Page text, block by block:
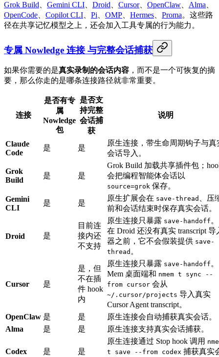
Grok Build
Gemini CLI Droid Cursor、 OpenClaw Alma
OpenCode
Copilot CLI Pi OMP Hermes Proma。这些路
径在共享记忆模型之上，还会加入工具专属的行为能力。
专属 Nowledge 连接 与完整会话捕获
如果你需要的是真实录制的会话内容 ，而不是一个可恢复的摘
要，那么你走的是哪条连接路径就非常重要。
连接
是否有专
属
Nowledge
包
是否支
持完整
会话捕
获
说明
Claude
Code
是 是
原生连接，带生命周期钩子与真
会话导入。
Grok
Build
是 是
Grok Build 加载共享插件包；
会把编程智能体会话以
source=grok 保存。
Gemini
CLI
是 是
原生扩展会在 save-thread
、压
前和会话结束时保存真实会话。
Droid 是
目前连
接内还
不支持
原生连接只暴露 save-handoff 。
在 Droid 还没有真实 transcript 导
器之前，它不会假装提供 save-
thread 。
Cursor 是
是，但
不在插
件 hook
内
原生连接只暴露 save-handoff 。
Mem 桌面端和 nmem t sync --
from cursor 会从
~/.cursor/projects 导入真实
Cursor Agent transcript。
OpenClaw 是 是
原生连接会自动捕获真实会话。
Alma
是 是 原生连接支持真实会话捕获。
Codex 是 是
原生连接通过 Stop hook 调用
t save --from codex 捕获真实